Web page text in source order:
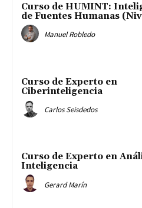
Curso de HUMINT:
de Fuentes Humanas
Manuel Robledo
Curso de Experto en
Ciberinteligencia
Carlos Seisdedos
Curso de Experto en
Inteligencia
Gerard Marín